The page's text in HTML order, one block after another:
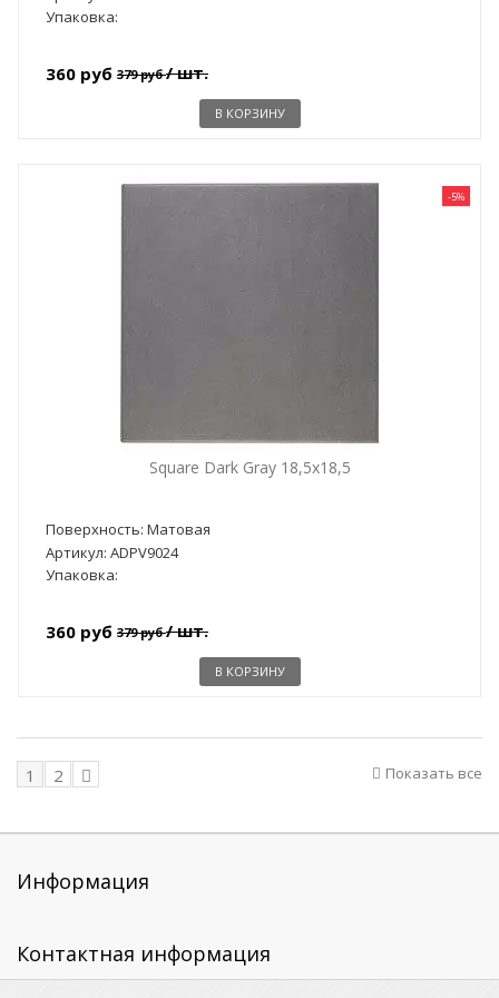
Упаковка:
360 руб 379 руб/ шт.
В КОРЗИНУ
-5%
Square Dark Gray 18,5x18,5
Поверхность: Матовая
Артикул: ADPV9024
Упаковка:
360 руб 379 руб/ шт.
В КОРЗИНУ
Показать все
1 2
Информация
Контактная информация